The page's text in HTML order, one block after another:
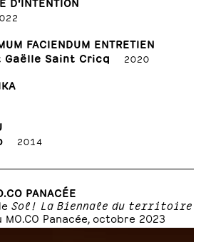
FACIENDUM ENTRETIEN
Saint Cricq
2020
2014
PANACÉE
Sol! La Biennale du territoire
MO.CO Panacée, octobre 2023